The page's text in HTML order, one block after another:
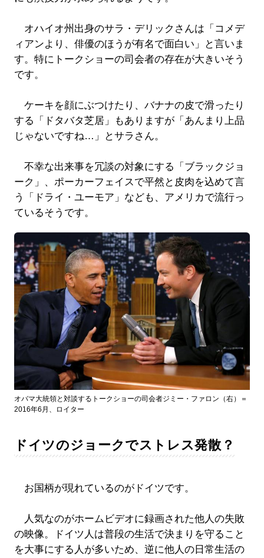
オハイオ州出身のサラ・デリックさんは「コメデ
ィアンより、俳優のほうが有名で面白い」と言いま
す。特にトークショーの司会者の存在が大きいそう
です。
ケーキを顔にぶつけたり、バナナの皮で滑ったり
する「ドタバタ芝居」もありますが「あんまり上品
じゃないですね…」とサラさん。
不幸な出来事を冗談の対象にする「ブラックジョ
ーク」、ポーカーフェイスで平然と皮肉を込めて言
う「ドライ・ユーモア」なども、アメリカで流行っ
ているそうです。
オバマ大統領と対談するトークショーの司会者ジミー・ファロン（右）＝
2016年6月、ロイター
ドイツのジョークでストレス発散？
お国柄が現れているのがドイツです。
人気なのがホームビデオに録画された他人の失敗
の映像。ドイツ人は普段の生活で決まりを守ること
を大事にする人が多いため、逆に他人の日常生活の